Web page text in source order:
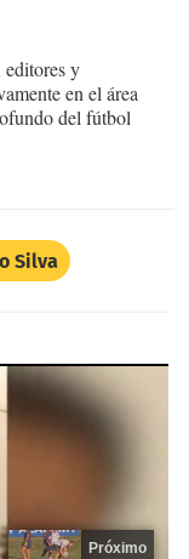
y
en el área
del fútbol
Silva
Próximo